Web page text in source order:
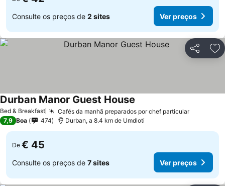
Consulte os preços de 2 sites Ver preços
Partilhar
Bed & Breakfast Cafés da manhã preparados por chef particularVer
Durban Manor Guest House
7,9 Boa 474 Durban, a 8.4 km de Umdloti
De € 45
Consulte os preços de 7 sites Ver preços